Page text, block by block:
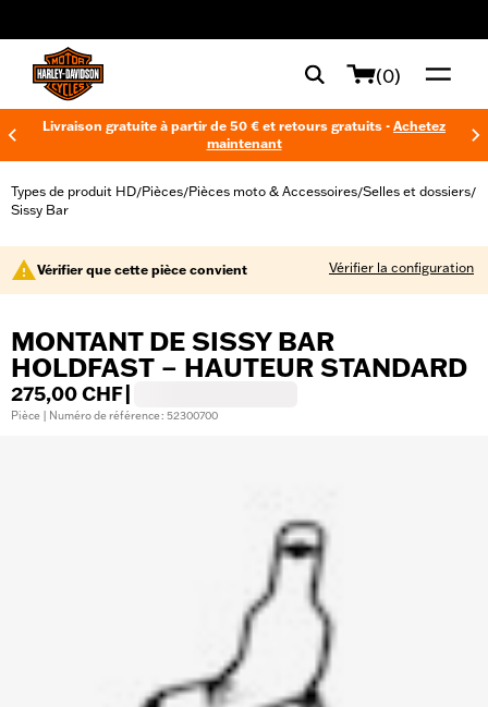
(0)
Livraison gratuite à partir de 50 € et retours gratuits - Achetez
maintenant
Types de produit HD/Pièces/Pièces moto & Accessoires/Selles et dossiers/
Sissy Bar
Vérifier que cette pièce convient Vérifier la configuration
MONTANT DE SISSY BAR
HOLDFAST – HAUTEUR STANDARD
275,00 CHF
Pièce | Numéro de référence : 52300700